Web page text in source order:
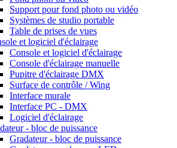
Support pour fond photo ou vidéo
Systèmes de studio portable
Table de prises de vues
et logiciel d'éclairage
Console et logiciel d'éclairage
Console d'éclairage manuelle
Pupitre d'éclairage DMX
Surface de contrôle / Wing
Interface murale
Interface PC - DMX
Logiciel d'éclairage
- bloc de puissance
Gradateur - bloc de puissance